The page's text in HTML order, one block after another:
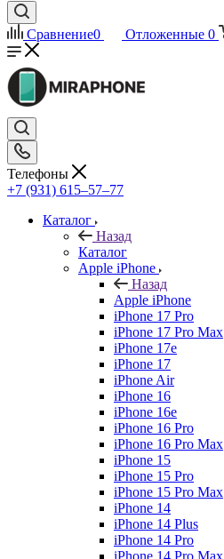
Сравнение0 Отложенные 0
Телефоны
+7 (931) 615‒57‒77
Каталог
Назад
Каталог
Apple iPhone
Назад
Apple iPhone
iPhone 17 Pro
iPhone 17 Pro Max
iPhone 17e
iPhone 17
iPhone Air
iPhone 16
iPhone 16e
iPhone 16 Pro
iPhone 16 Pro Max
iPhone 15
iPhone 15 Pro
iPhone 15 Pro Max
iPhone 14
iPhone 14 Plus
iPhone 14 Pro
iPhone 14 Pro Max